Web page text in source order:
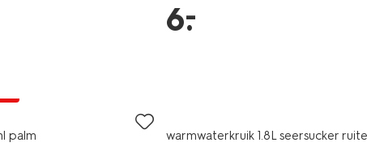
6.
–
palm warmwaterkruik 1.8L seersucker